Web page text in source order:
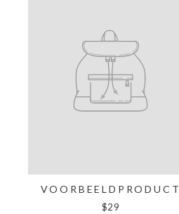
VOORBEELDPRODUCT
$29